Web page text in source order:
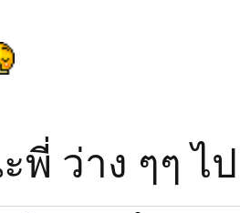
พี่ ว่าง ๆๆ ไ